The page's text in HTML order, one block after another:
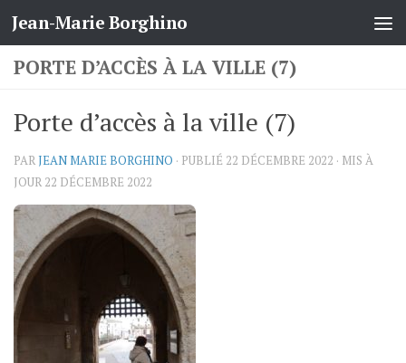
Skip to content
Jean-Marie Borghino
PORTE D’ACCÈS À LA VILLE (7)
Porte d’accès à la ville (7)
PARJEAN MARIE BORGHINO · PUBLIÉ 22 DÉCEMBRE 2022 · MIS À
JOUR 22 DÉCEMBRE 2022